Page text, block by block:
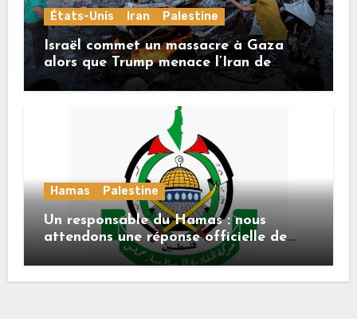
États-Unis Iran Palestine
Israël commet un massacre à Gaza
alors que Trump menace l’Iran de
«décapitation»
Hamas Palestine
Un responsable du Hamas : nous
attendons une réponse officielle de
Mladenov concernant la feuille de
route de la deuxième phase de l’accord